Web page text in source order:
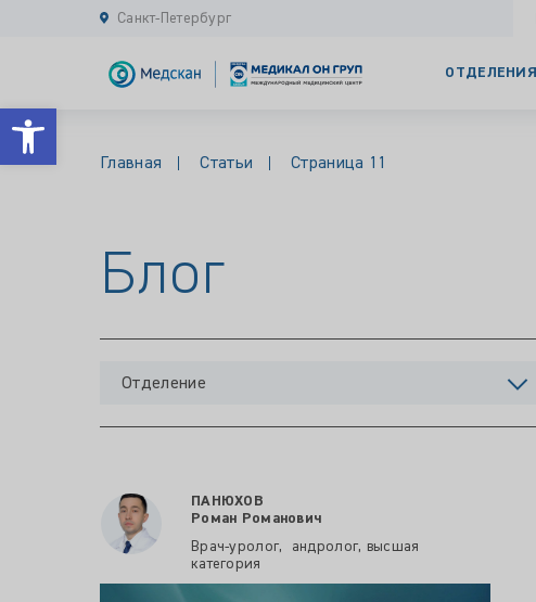
Открыть панель инструментов
Санкт-Петербург
ОТДЕЛЕНИЯ
Главная Статьи Страница 11
Блог
Отделение
ПАНЮХОВ
Роман Романович
Врач-уролог, андролог, высшая
категория